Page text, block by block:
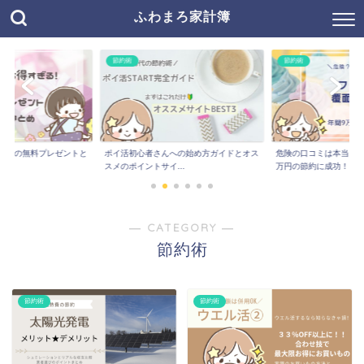
ふわまろ家計簿
セの無料プレゼントと
節約術
ポイ活初心者さんへの始め方ガイドとオス
スメのポイントサイ...
節約術
危険の口コミは本当？
万円の節約に成功！
― CATEGORY ―
節約術
節約術 節約術